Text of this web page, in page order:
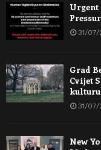
31/
Grad
Cvijet
kulturu
31/
New